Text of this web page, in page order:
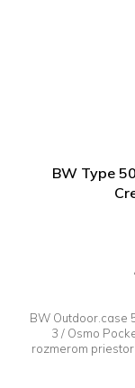
BW Type
BW Outdoor.case
3 / Osmo
rozmerom